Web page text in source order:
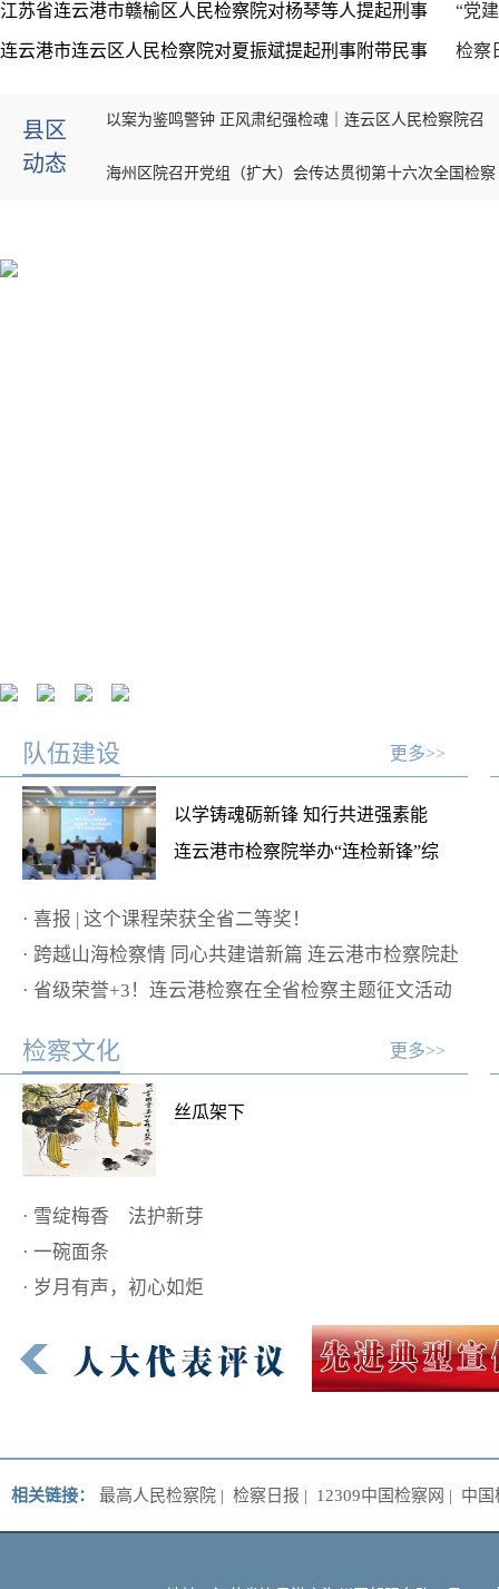
江苏省连云港市赣榆区人民检察院对杨琴等人提起刑事
附带民事公益诉讼的公告
连云港市连云区人民检察院对夏振斌提起刑事附带民事
“党
云港
检察
县区
动态
以案为鉴鸣警钟 正风肃纪强检魂｜连云区人民检察院召
开警示教育专题会议
海州区院召开党组（扩大）会传达贯彻第十六次全国检察
队伍建设 更多>>
以学铸魂砺新锋 知行共进强素能
连云港市检察院举办“连检新锋”综
· 喜报 | 这个课程荣获全省二等奖！
· 跨越山海检察情 同心共建谱新篇 连云港市检察院赴
广西、新疆开展结对共建及慰问活动
· 省级荣誉+3！连云港检察在全省检察主题征文活动
检察文化 更多>>
丝瓜架下
· 雪绽梅香 法护新芽
· 一碗面条
· 岁月有声，初心如炬
相关链接： 最高人民检察院 | 检察日报 | 12309中国检察网 | 中国